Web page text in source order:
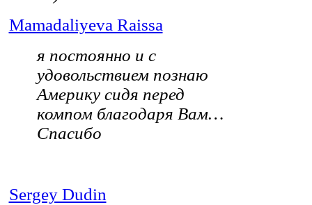
Mamadaliyeva Raissa
я постоянно и с
удовольствием познаю
Америку сидя перед
компом благодаря Вам…
Спасибо
Sergey Dudin